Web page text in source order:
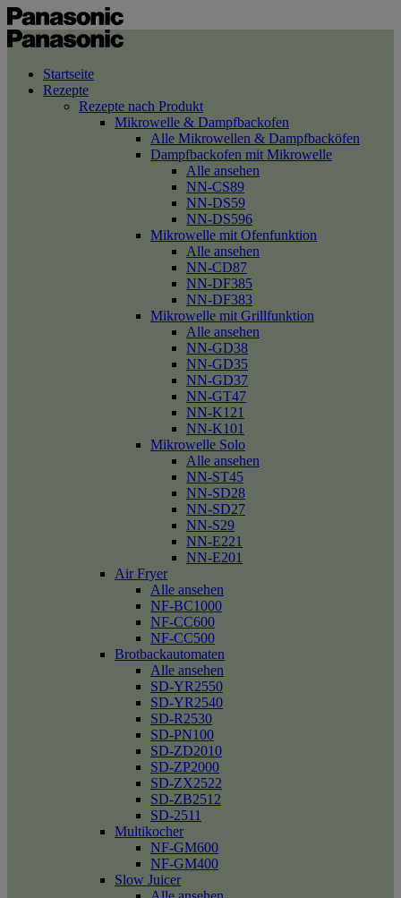
Startseite
Rezepte
Rezepte nach Produkt
Mikrowelle & Dampfbackofen
Alle Mikrowellen & Dampfbacköfen
Dampfbackofen mit Mikrowelle
Alle ansehen
NN-CS89
NN-DS59
NN-DS596
Mikrowelle mit Ofenfunktion
Alle ansehen
NN-CD87
NN-DF385
NN-DF383
Mikrowelle mit Grillfunktion
Alle ansehen
NN-GD38
NN-GD35
NN-GD37
NN-GT47
NN-K121
NN-K101
Mikrowelle Solo
Alle ansehen
NN-ST45
NN-SD28
NN-SD27
NN-S29
NN-E221
NN-E201
Air Fryer
Alle ansehen
NF-BC1000
NF-CC600
NF-CC500
Brotbackautomaten
Alle ansehen
SD-YR2550
SD-YR2540
SD-R2530
SD-PN100
SD-ZD2010
SD-ZP2000
SD-ZX2522
SD-ZB2512
SD-2511
Multikocher
NF-GM600
NF-GM400
Slow Juicer